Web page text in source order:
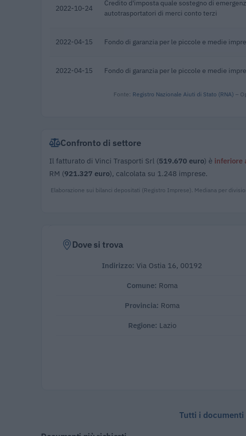
2022-10-24
Credito d'imposta quale sostegno di
autotrasportatori di merci conto terzi
2022-04-15 Fondo di garanzia per le piccole e medie
2022-04-15 Fondo di garanzia per le piccole e medie
Fonte: Registro Nazionale Aiuti di Stato (RNA) –
Confronto di settore
Il fatturato di Vinci Trasporti Srl (519.670 euro) è inferiore
RM (921.327 euro), calcolata su 1.248 imprese.
Elaborazione sui bilanci depositati (Registro Imprese). Mediana per
Dove si trova
Indirizzo: Via Ostia 16, 00192
Comune: Roma
Provincia: Roma
Regione: Lazio
Tutti i